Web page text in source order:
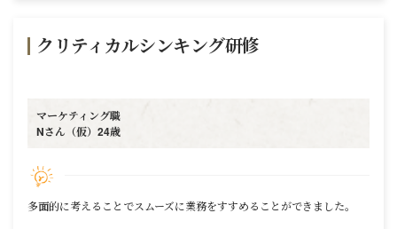
クリティカルシンキング研修
マーケティング職
Nさん（仮）24歳
多面的に考えることでスムーズに業務をすすめることができました。